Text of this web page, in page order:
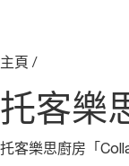
主頁 /
托客樂
托客樂思廚房「